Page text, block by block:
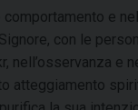
e
con le
e
atteggiamento